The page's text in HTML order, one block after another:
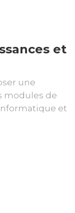
et
une
modules de
et